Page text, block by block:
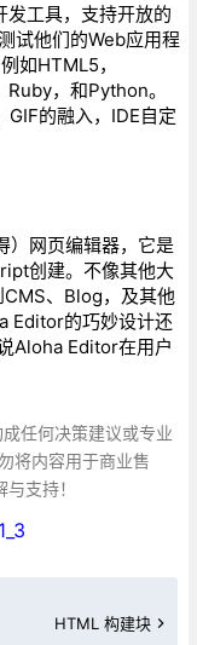
工具，支持开放的
试他们的Web应用程
如HTML5，
，和Python。
的融入，IDE自定
）网页编辑器，它是
创建。不像其他大
、Blog，及其他
Editor的巧妙设计还
Aloha Editor在用户
任何决策建议或专业
将内容用于商业售
支持！
HTML 构建块